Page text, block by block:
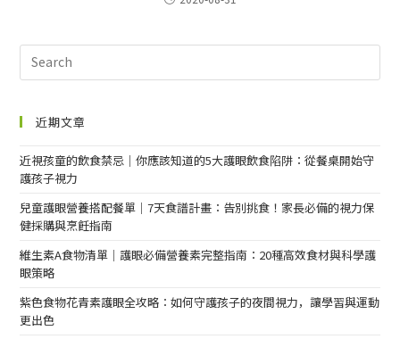
近期文章
近視孩童的飲食禁忌｜你應該知道的5大護眼飲食陷阱：從餐桌開始守
護孩子視力
兒童護眼營養搭配餐單｜7天食譜計畫：告別挑食！家長必備的視力保
健採購與烹飪指南
維生素A食物清單｜護眼必備營養素完整指南：20種高效食材與科學護
眼策略
紫色食物花青素護眼全攻略：如何守護孩子的夜間視力，讓學習與運動
更出色